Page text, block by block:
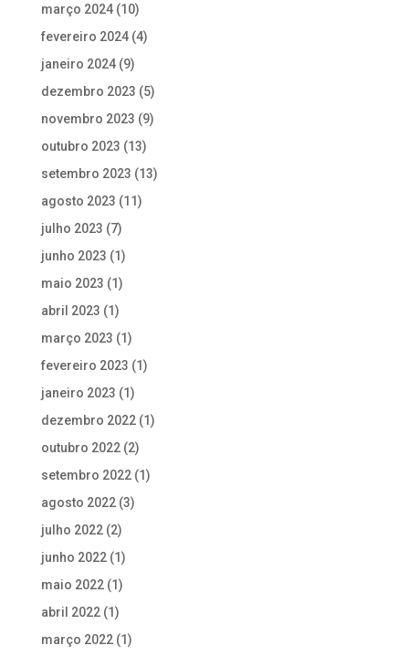
março 2024(10)
fevereiro 2024(4)
janeiro 2024(9)
dezembro 2023 (5)
novembro 2023 (9)
outubro 2023 (13)
setembro 2023 (13)
agosto 2023 (11)
julho 2023 (7)
junho 2023 (1)
maio 2023 (1)
abril 2023 (1)
março 2023 (1)
fevereiro 2023 (1)
janeiro 2023 (1)
dezembro 2022(1)
outubro 2022(2)
setembro 2022(1)
agosto 2022(3)
julho 2022(2)
junho 2022(1)
maio 2022(1)
abril 2022(1)
março 2022(1)